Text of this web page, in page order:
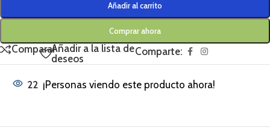
Añadir al carrito
Comprar ahora
CompararAñadir a la lista de
deseos
Comparte:
22 ¡Personas viendo este producto ahora!